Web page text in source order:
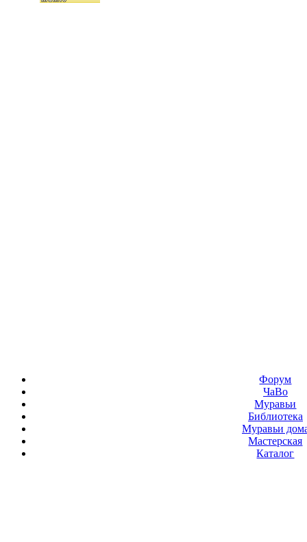
Форум
ЧаВо
Муравьи
Библиотека
Муравьи
Мастерская
Каталог